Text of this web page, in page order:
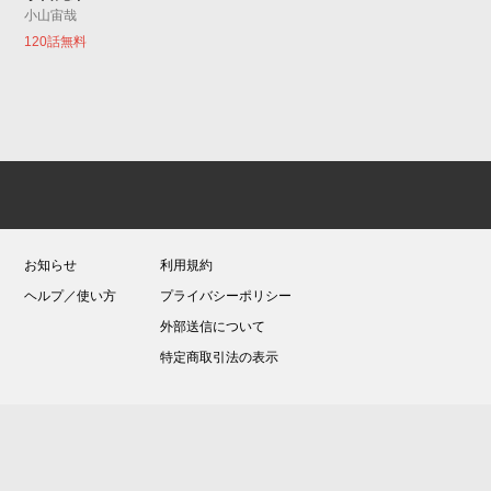
小山宙哉
120話無料
お知らせ
ヘルプ／使い方
利用規約
プライバシーポリシー
外部送信について
特定商取引法の表示